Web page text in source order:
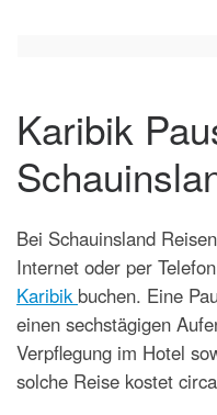
Karibik
Bei Schauinsland
Internet oder per
Karibik buchen. Eine
einen sechstägigen
Verpflegung im Hotel
solche Reise kostet